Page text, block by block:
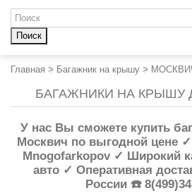
Поиск
Главная > Багажник на крышу >
БАГАЖНИКИ НА КРЫШУ
У нас Вы сможете купить
Москвич по выгодной цене ✓
Mnogofarkopov ✓ Широкий
авто ✓ Оперативная
России ☎️